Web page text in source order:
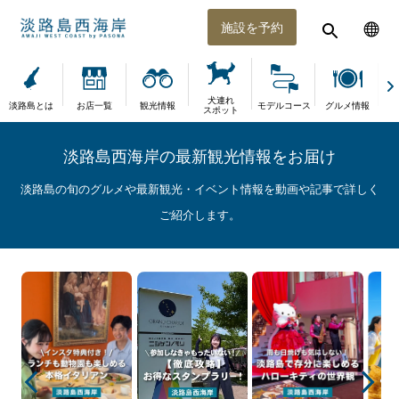
施設を予約
淡路島とは お店一覧 観光情報
犬連れ
スポット
モデルコース グルメ情報
淡路島西海岸の最新観光情報をお届け
淡路島の旬のグルメや最新観光・イベント情報を動画や記事で詳しく
ご紹介します。